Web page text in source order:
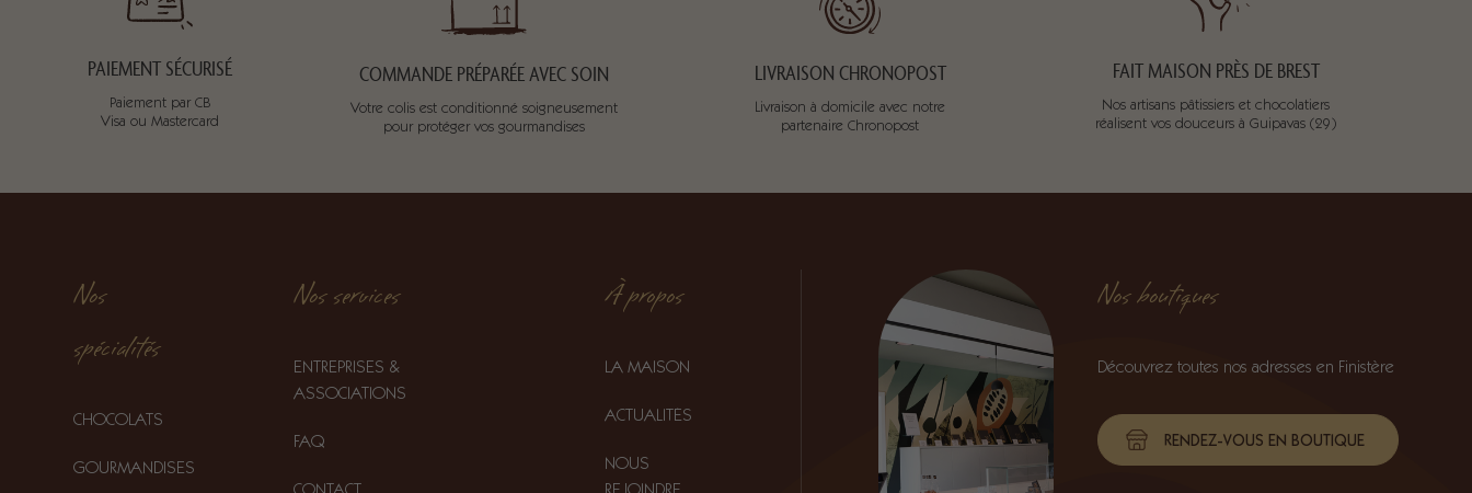
PAIEMENT SÉCURISÉ
Paiement par CB
Visa ou Mastercard
COMMANDE PRÉPARÉE AVEC SOIN
Votre colis est conditionné soigneusement
pour protéger vos gourmandises
LIVRAISON CHRONOPOST
Livraison à domicile avec notre
partenaire Chronopost
FAIT MAISON PRÈS DE BREST
Nos artisans pâtissiers et chocolatiers
réalisent vos douceurs à Guipavas (29)
Nos
spécialités
CHOCOLATS
GOURMANDISES
Nos services
ENTREPRISES &
ASSOCIATIONS
FAQ
À propos
LA MAISON
ACTUALITÉS
NOUS
Nos boutiques
Découvrez toutes nos adresses en Finistère
RENDEZ-VOUS EN BOUTIQUE